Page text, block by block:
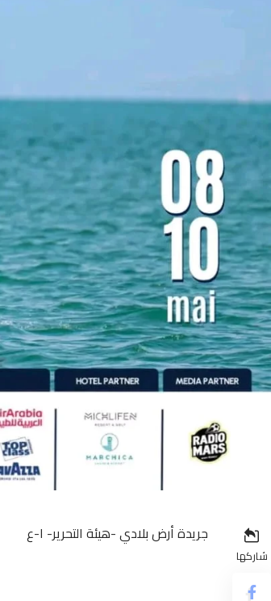
شاركها
جريدة أرض بلادي -هيئة التحرير- ا-ع